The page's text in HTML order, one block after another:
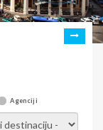
Agenciji
-